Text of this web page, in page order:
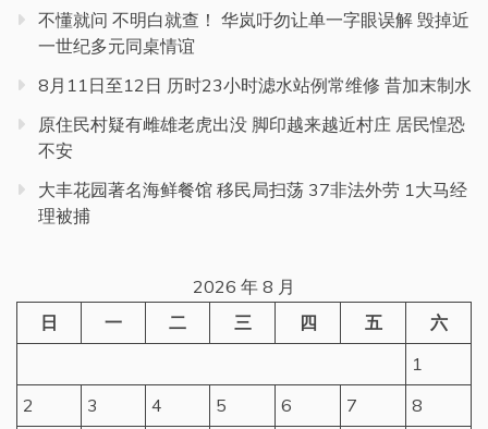
不懂就问 不明白就查！ 华岚吁勿让单一字眼误解 毁掉近
一世纪多元同桌情谊
8月11日至12日 历时23小时滤水站例常维修 昔加末制水
原住民村疑有雌雄老虎出没 脚印越来越近村庄 居民惶恐
不安
大丰花园著名海鲜餐馆 移民局扫荡 37非法外劳 1大马经
理被捕
2026 年 8 月
日
一 二 三 四 五
六
1
2
3 4 5 6 7
8